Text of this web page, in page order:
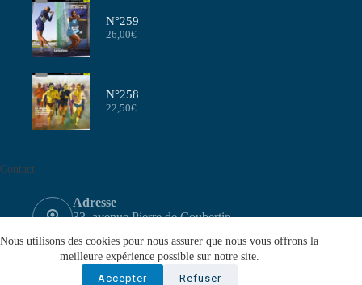
Nous utilisons des cookies pour nous assurer que nous vous offrons la
meilleure expérience possible sur notre site.
Accepter
Refuser
N°259
26,00€
N°258
22,50€
Contact
Adresse
33, avenue Pierre de Coubertin
Email
contact@aeffa.fr